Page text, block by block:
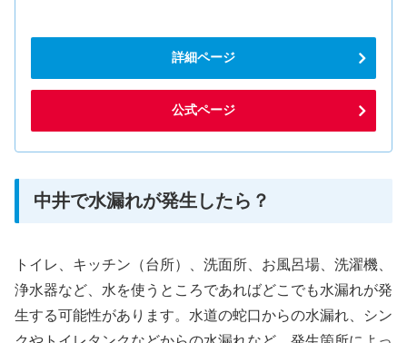
詳細ページ
公式ページ
中井で水漏れが発生したら？
トイレ、キッチン（台所）、洗面所、お風呂場、洗濯機、
浄水器など、水を使うところであればどこでも水漏れが発
生する可能性があります。水道の蛇口からの水漏れ、シン